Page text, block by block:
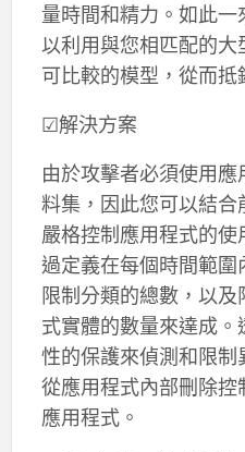
量時間和精力。如此
以利用與您相匹配的
可比較的模型，從而抵
☑解決方案
由於攻擊者必須使用
料集，因此您可以結
嚴格控制應用程式的
過定義在每個時間範圍
限制分類的總數，以
式實體的數量來達成
性的保護來偵測和限
從應用程式內部刪除
應用程式。